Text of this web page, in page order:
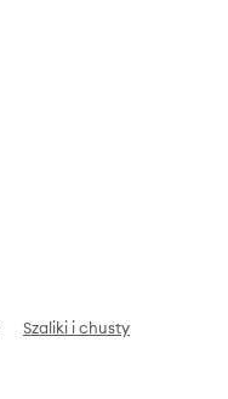
Szaliki i chusty